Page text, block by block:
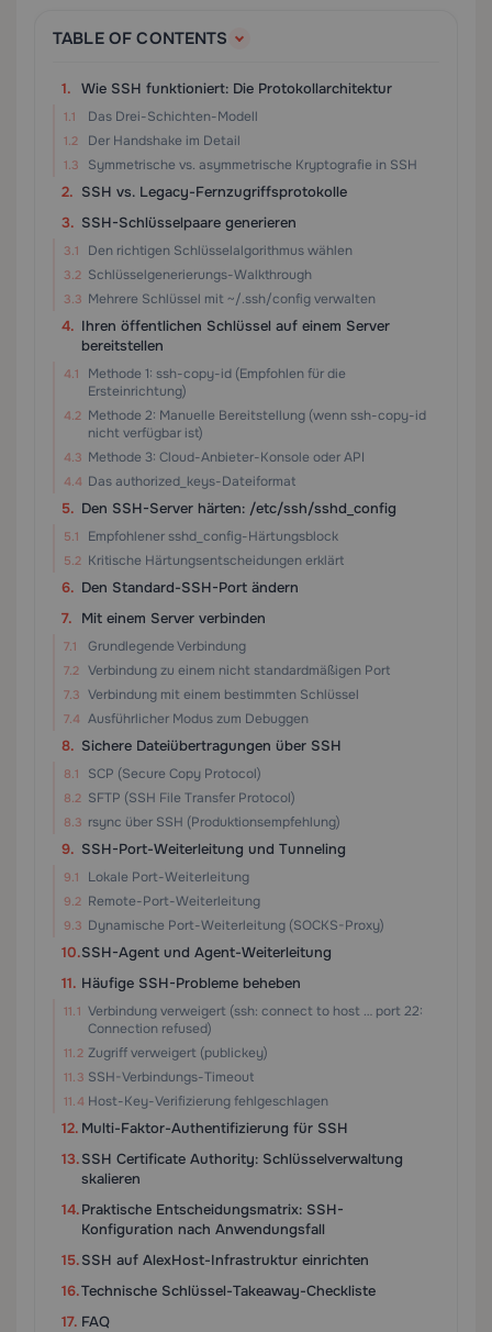
TABLE OF CONTENTS
Wie SSH funktioniert: Die Protokollarchitektur
Das Drei-Schichten-Modell
Der Handshake im Detail
Symmetrische vs. asymmetrische Kryptografie in SSH
SSH vs. Legacy-Fernzugriffsprotokolle
SSH-Schlüsselpaare generieren
Den richtigen Schlüsselalgorithmus wählen
Schlüsselgenerierungs-Walkthrough
Mehrere Schlüssel mit ~/.ssh/config verwalten
Ihren öffentlichen Schlüssel auf einem Server
bereitstellen
Methode 1: ssh-copy-id (Empfohlen für die
Ersteinrichtung)
Methode 2: Manuelle Bereitstellung (wenn ssh-copy-id
nicht verfügbar ist)
Methode 3: Cloud-Anbieter-Konsole oder API
Das authorized_keys-Dateiformat
Den SSH-Server härten: /etc/ssh/sshd_config
Empfohlener sshd_config-Härtungsblock
Kritische Härtungsentscheidungen erklärt
Den Standard-SSH-Port ändern
Mit einem Server verbinden
Grundlegende Verbindung
Verbindung zu einem nicht standardmäßigen Port
Verbindung mit einem bestimmten Schlüssel
Ausführlicher Modus zum Debuggen
Sichere Dateiübertragungen über SSH
SCP (Secure Copy Protocol)
SFTP (SSH File Transfer Protocol)
rsync über SSH (Produktionsempfehlung)
SSH-Port-Weiterleitung und Tunneling
Lokale Port-Weiterleitung
Remote-Port-Weiterleitung
Dynamische Port-Weiterleitung (SOCKS-Proxy)
SSH-Agent und Agent-Weiterleitung
Häufige SSH-Probleme beheben
Verbindung verweigert (ssh: connect to host … port 22:
Connection refused)
Zugriff verweigert (publickey)
SSH-Verbindungs-Timeout
Host-Key-Verifizierung fehlgeschlagen
Multi-Faktor-Authentifizierung für SSH
SSH Certificate Authority: Schlüsselverwaltung
skalieren
Praktische Entscheidungsmatrix: SSH-
Konfiguration nach Anwendungsfall
SSH auf AlexHost-Infrastruktur einrichten
Technische Schlüssel-Takeaway-Checkliste
FAQ